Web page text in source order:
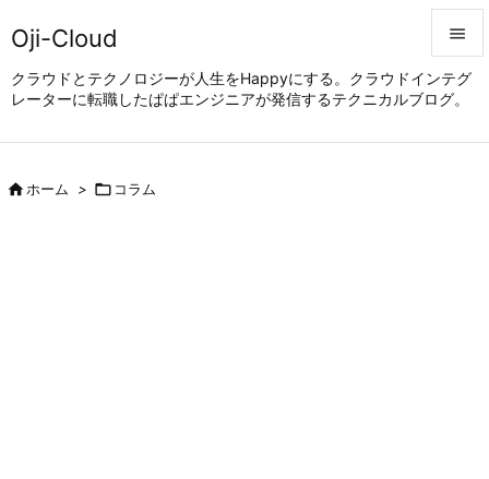
Oji-Cloud
クラウドとテクノロジーが人生をHappyにする。クラウドインテグ
レーターに転職したぱぱエンジニアが発信するテクニカルブログ。


メニュ
ホーム >  コラム